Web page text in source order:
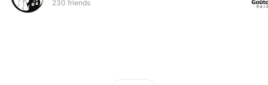
230 friends